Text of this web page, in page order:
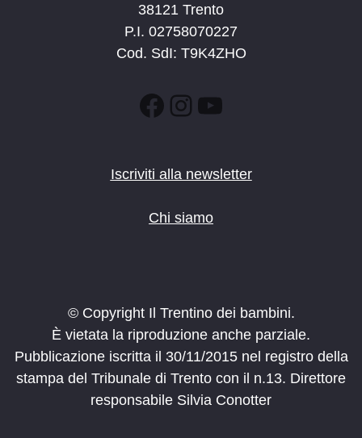
38121 Trento
P.I. 02758070227
Cod. SdI: T9K4ZHO
Facebook
Instagram
YouTube
Iscriviti alla newsletter
Chi siamo
© Copyright Il Trentino dei bambini.
È vietata la riproduzione anche parziale.
Pubblicazione iscritta il 30/11/2015 nel registro della
stampa del Tribunale di Trento con il n.13. Direttore
responsabile Silvia Conotter